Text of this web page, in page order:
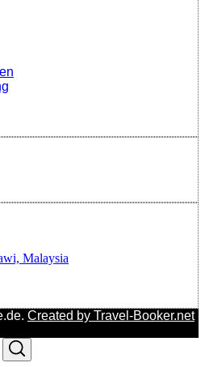
Malaysia
Created by Travel-Booker.net